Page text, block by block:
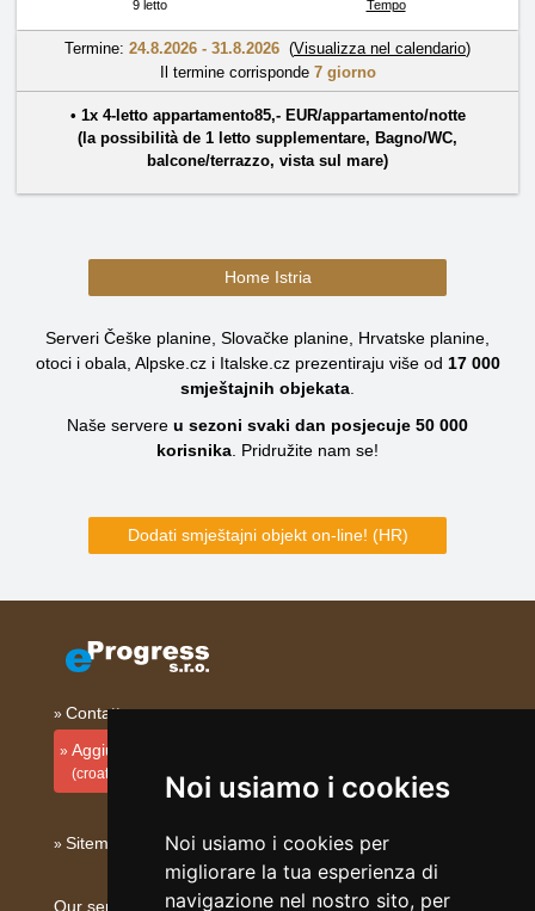
Noi usiamo i cookies
Noi usiamo i cookies per
migliorare la tua esperienza di
navigazione nel nostro sito, per
9 letto Tempo
Termine: 24.8.2026 - 31.8.2026 (Visualizza nel calendario)
Il termine corrisponde 7 giorno
• 1x 4-letto appartamento85,- EUR/appartamento/notte
(la possibilità de 1 letto supplementare, Bagno/WC,
balcone/terrazzo, vista sul mare)
Home Istria
Serveri Češke planine, Slovačke planine, Hrvatske planine,
otoci i obala, Alpske.cz i Italske.cz prezentiraju više od 17 000
smještajnih objekata
Naše servere u sezoni svaki dan posjecuje 50 000
korisnika Pridružite nam se!
Dodati smještajni objekt on-line! (HR)
Contatto
Aggiungi la tua sistemazione
(croato)
Sitemap
Our servers: